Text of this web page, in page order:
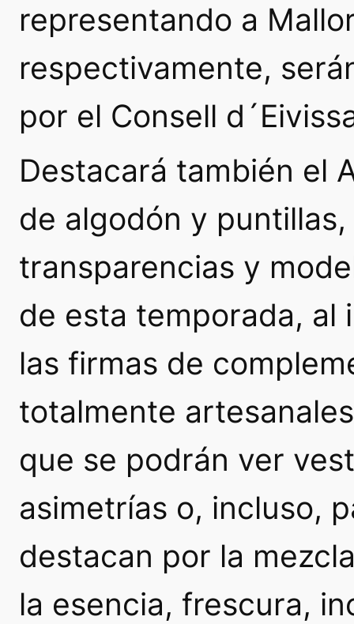
representando a
respectivamente,
por el Consell
Destacará también el
de algodón y
transparencias y
de esta temporada, al
las firmas de
totalmente
que se podrán ver
asimetrías o, incluso,
destacan por la
la esencia, frescura,